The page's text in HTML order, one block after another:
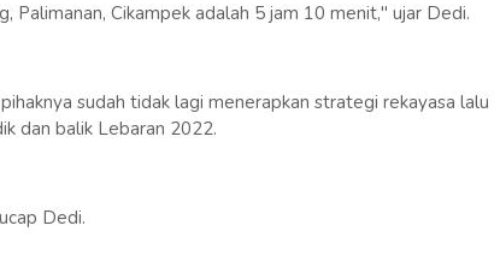
Palimanan, Cikampek adalah 5 jam 10 menit," ujar Dedi.
sudah tidak lagi menerapkan strategi rekayasa lalu
dan balik Lebaran 2022.
Dedi.